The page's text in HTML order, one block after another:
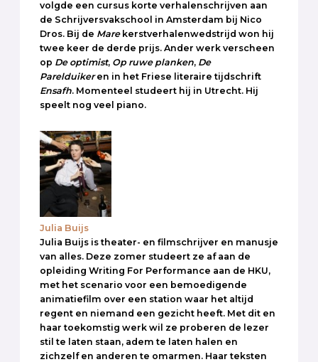
volgde een cursus korte verhalenschrijven aan
de Schrijversvakschool in Amsterdam bij Nico
Dros. Bij de Marekerstverhalenwedstrijd won hij
twee keer de derde prijs. Ander werk verscheen
op De optimist, Op ruwe planken, De
Parelduikeren in het Friese literaire tijdschrift
Ensafh. Momenteel studeert hij in Utrecht. Hij
speelt nog veel piano.
Julia Buijs
Julia Buijs is theater- en filmschrijver en manusje
van alles. Deze zomer studeert ze af aan de
opleiding Writing For Performance aan de HKU,
met het scenario voor een bemoedigende
animatiefilm over een station waar het altijd
regent en niemand een gezicht heeft. Met dit en
haar toekomstig werk wil ze proberen de lezer
stil te laten staan, adem te laten halen en
zichzelf en anderen te omarmen. Haar teksten